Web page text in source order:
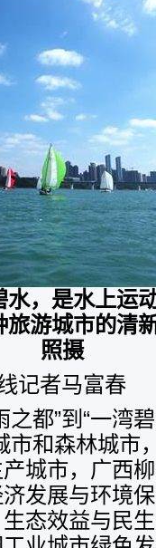
，是水上运
游城市的清
照摄
记者马富春
之都”到“一湾
市和森林城市
城市，广西
发展与环境
态效益与民